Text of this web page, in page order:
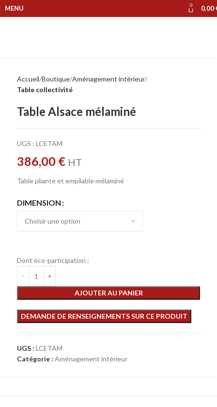
MENU 0 0,00
Accueil Boutique Aménagement intérieur
Table collectivité
Table Alsace mélaminé
UGS : LCETAM
386,00 € HT
Table pliante et empilable mélaminé
DIMENSION
Dont éco-participation :
AJOUTER AU PANIER
UGS : LCETAM
Catégorie : Aménagement intérieur